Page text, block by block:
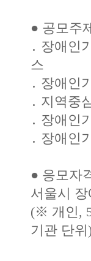
● 공모주
․ 장애인
스
․ 장애인
․ 지역중
․ 장애인
․ 장애인
● 응모자
서울시
(※ 개인,
기관 단위